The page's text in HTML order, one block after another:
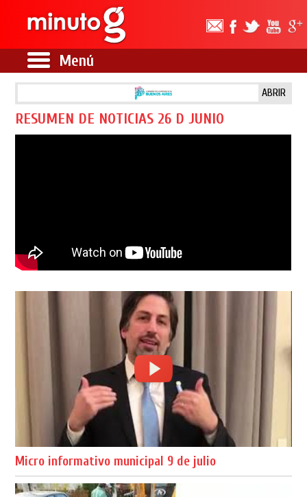
Menú
ABRIR
RESUMEN DE NOTICIAS 26 D JUNIO
Micro informativo municipal 9 de julio